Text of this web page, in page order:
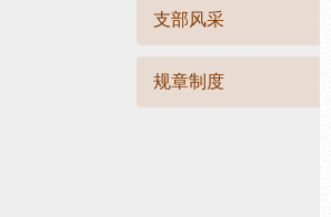
支部风采
规章制度